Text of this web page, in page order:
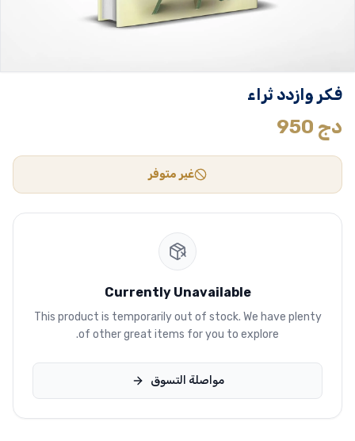
فكر وازدد ثراء
950 دج
غير متوفر
Currently Unavailable
This product is temporarily out of stock. We have plenty
of other great items for you to explore.
مواصلة التسوق